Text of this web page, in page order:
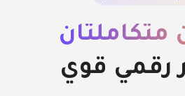
متكاملتان
رقمي قوي